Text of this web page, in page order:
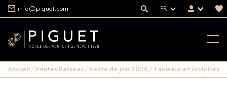
info@piguet.com FR
Accueil/Ventes Passées/Vente de juin 2026/Tableaux et sculptures